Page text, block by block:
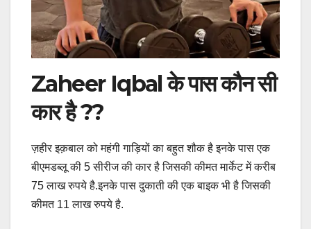
Zaheer Iqbal के पास कौन सी
कार है ??
ज़हीर इक़बाल को महंगी गाड़ियों का बहुत शौक है इनके पास एक
बीएमडब्लू की 5 सीरीज की कार है जिसकी कीमत मार्केट में करीब
75 लाख रुपये है.इनके पास दुकाती की एक बाइक भी है जिसकी
कीमत 11 लाख रुपये है.